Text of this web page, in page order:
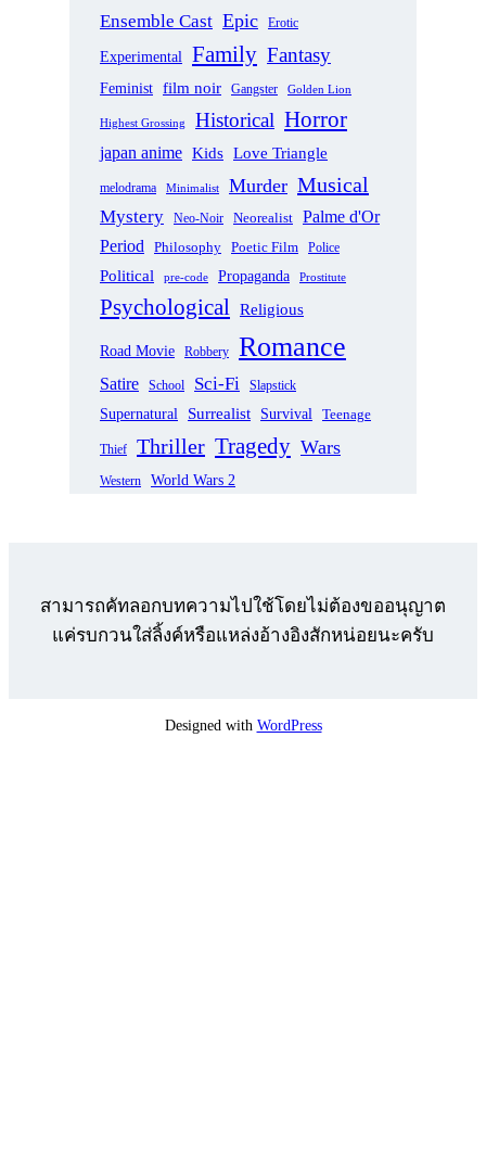
Ensemble Cast Epic Erotic
Experimental Family Fantasy
Feminist film noir Gangster Golden Lion
Highest Grossing Historical Horror
japan anime Kids Love Triangle
melodrama Minimalist Murder Musical
Mystery Neo-Noir Neorealist Palme d'Or
Period Philosophy Poetic Film Police
Political pre-code Propaganda Prostitute
Psychological Religious
Road Movie Robbery Romance
Satire School Sci-Fi Slapstick
Supernatural Surrealist Survival Teenage
Thief Thriller Tragedy Wars
Western World Wars 2
สามารถคัทลอกบทความไปใช้โดยไม่ต้องขออนุญาต
แค่รบกวนใส่ลิ้งค์หรือแหล่งอ้างอิงสักหน่อยนะครับ
Designed with WordPress